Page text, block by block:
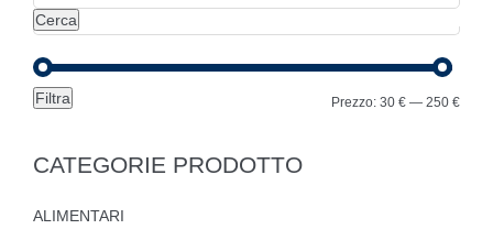
320,00 €
Cerca
Filtra Prezzo: 30 € — 250 €
CATEGORIE PRODOTTO
ALIMENTARI